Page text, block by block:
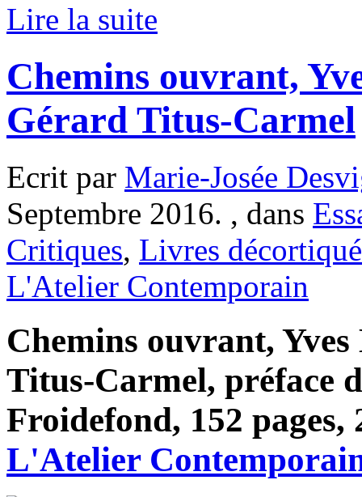
Lire la suite
Chemins ouvrant,
Gérard Titus-Carmel
Ecrit par Marie-Josée
Septembre 2016. , dans
Critiques, Livres
L'Atelier Contemporain
Chemins ouvrant,
Titus-Carmel, préface
Froidefond, 152
L'Atelier